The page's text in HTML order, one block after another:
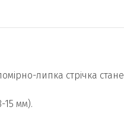
липка стрічка стане
15 мм).